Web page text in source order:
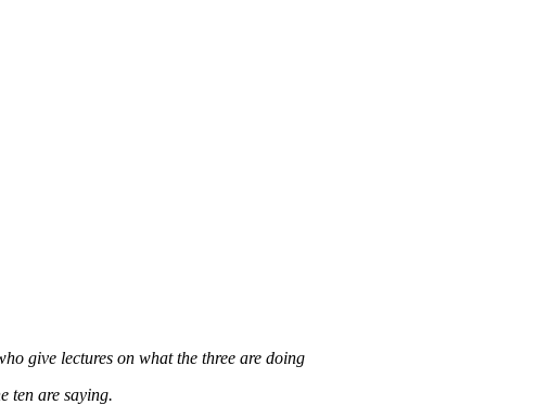
give lectures on what the three are doing
ten are saying.